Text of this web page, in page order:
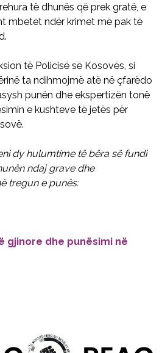
të dhunës që prek gratë, e
mbetet ndër krimet më pak të
të Policisë së Kosovës, si
ta ndihmojmë atë në çfarëdo
punën dhe ekspertizën tonë
e kushteve të jetës për
dy hulumtime të bëra së fundi
ndaj grave dhe
tregun e punës:
gjinore dhe punësimi në